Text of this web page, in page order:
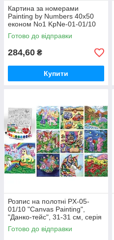
Картина за номерами
Painting by Numbers 40x50
економ No1 KpNe-01-01/10
DANKO TOYS
Готово до відправки
284,60 ₴
Купити
Розпис на полотні PX-05-
01/10 "Canvas Painting",
"Данко-тейс", 31-31 см, серія
No5, у плівці
Готово до відправки